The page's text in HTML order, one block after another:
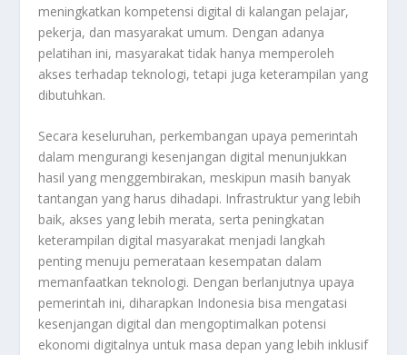
meningkatkan kompetensi digital di kalangan pelajar,
pekerja, dan masyarakat umum. Dengan adanya
pelatihan ini, masyarakat tidak hanya memperoleh
akses terhadap teknologi, tetapi juga keterampilan yang
dibutuhkan.
Secara keseluruhan, perkembangan upaya pemerintah
dalam mengurangi kesenjangan digital menunjukkan
hasil yang menggembirakan, meskipun masih banyak
tantangan yang harus dihadapi. Infrastruktur yang lebih
baik, akses yang lebih merata, serta peningkatan
keterampilan digital masyarakat menjadi langkah
penting menuju pemerataan kesempatan dalam
memanfaatkan teknologi. Dengan berlanjutnya upaya
pemerintah ini, diharapkan Indonesia bisa mengatasi
kesenjangan digital dan mengoptimalkan potensi
ekonomi digitalnya untuk masa depan yang lebih inklusif